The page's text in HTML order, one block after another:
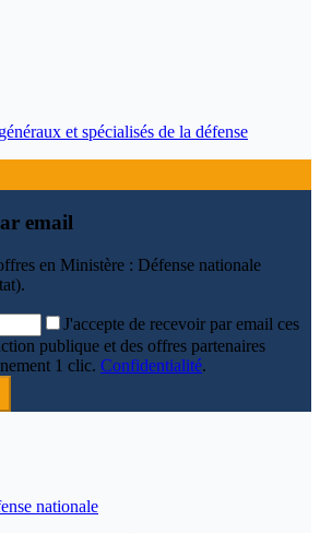
et spécialisés de la défense
email
en Ministère : Défense nationale
.
J'accepte de recevoir par email ces
publique et des offres partenaires
1 clic. Confidentialité.
nationale